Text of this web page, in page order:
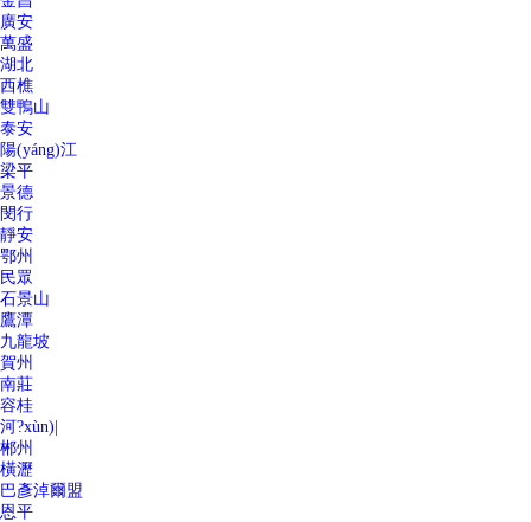
廣安
萬盛
湖北
西樵
雙鴨山
泰安
陽(yáng)江
梁平
景德
閔行
靜安
鄂州
民眾
石景山
鷹潭
九龍坡
賀州
南莊
容桂
河?xùn)|
郴州
橫瀝
巴彥淖爾盟
恩平